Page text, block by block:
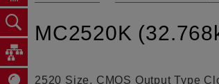
MC2520K
2520 Size, CMOS Output Type